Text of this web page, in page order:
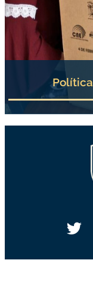
Política